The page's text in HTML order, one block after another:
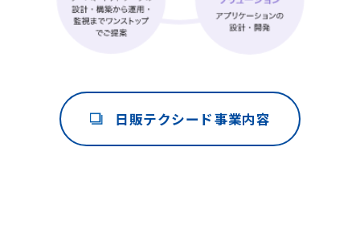
日販テクシード事業内容